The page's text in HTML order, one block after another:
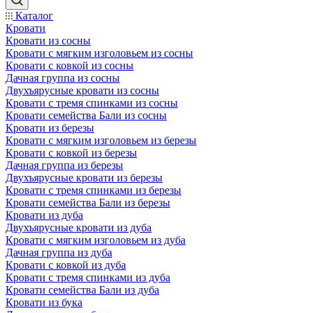
Каталог
Кровати
Кровати из сосны
Кровати с мягким изголовьем из сосны
Кровати с ковкой из сосны
Дачная группа из сосны
Двухъярусные кровати из сосны
Кровати с тремя спинками из сосны
Кровати семейства Бали из сосны
Кровати из березы
Кровати с мягким изголовьем из березы
Кровати с ковкой из березы
Дачная группа из березы
Двухъярусные кровати из березы
Кровати с тремя спинками из березы
Кровати семейства Бали из березы
Кровати из дуба
Двухъярусные кровати из дуба
Кровати с мягким изголовьем из дуба
Дачная группа из дуба
Кровати с ковкой из дуба
Кровати с тремя спинками из дуба
Кровати семейства Бали из дуба
Кровати из бука